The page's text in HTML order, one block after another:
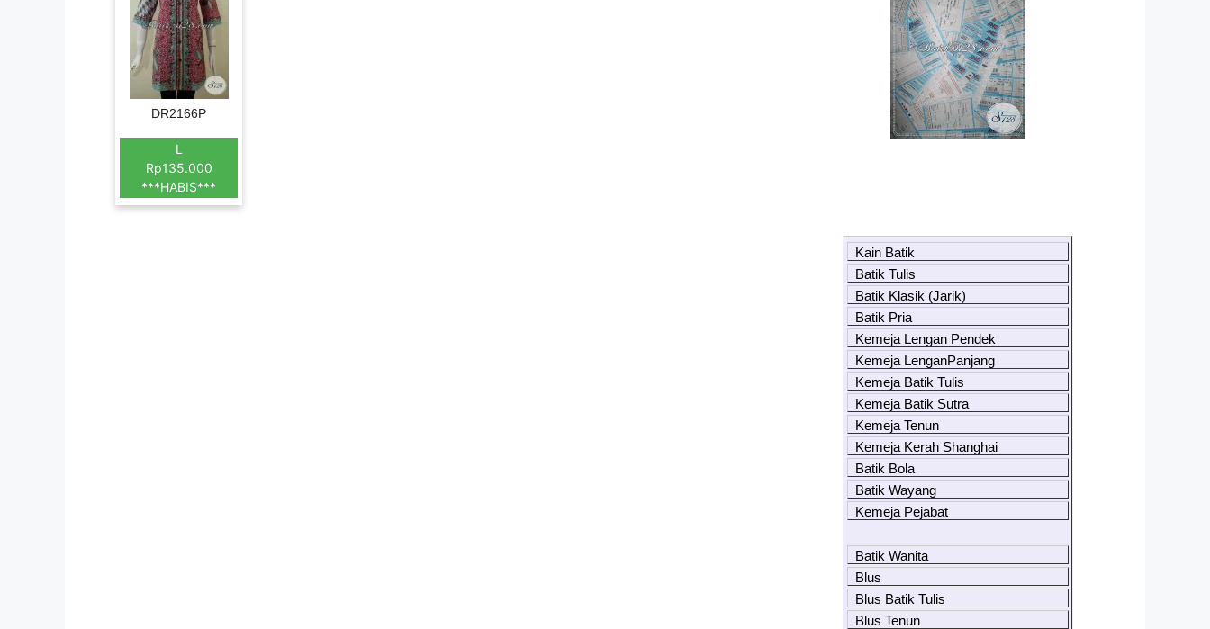
DR2166P
L
Rp135.000
***HABIS***
Kain Batik
Batik Tulis
Batik Klasik (Jarik)
Batik Pria
Kemeja Lengan Pendek
Kemeja LenganPanjang
Kemeja Batik Tulis
Kemeja Batik Sutra
Kemeja Tenun
Kemeja Kerah Shanghai
Batik Bola
Batik Wayang
Kemeja Pejabat
Batik Wanita
Blus
Blus Batik Tulis
Blus Tenun